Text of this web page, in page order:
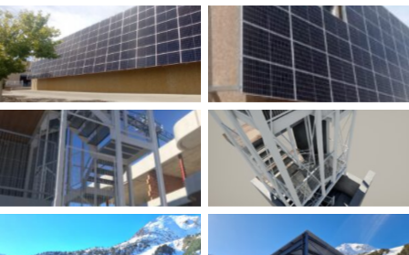
Sin leyenda Sin leyenda
Sin leyenda Sin leyenda